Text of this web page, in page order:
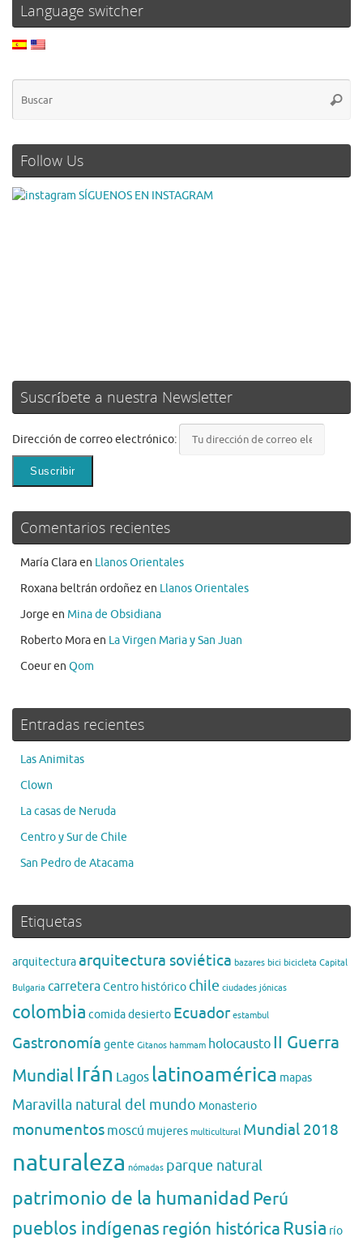
Language switcher
Follow Us
SÍGUENOS EN INSTAGRAM
Suscríbete a nuestra Newsletter
Dirección de correo electrónico:
Comentarios recientes
María Claraen Llanos Orientales
Roxana beltrán ordoñez en Llanos Orientales
Jorge en Mina de Obsidiana
Roberto Moraen La Virgen Maria y San Juan
Coeuren Qom
Entradas recientes
Las Animitas
Clown
La casas de Neruda
Centro y Sur de Chile
San Pedro de Atacama
Etiquetas
arquitecturaarquitectura soviética bazares bici bicicleta Capital
Bulgaria carreteraCentro histórico chile ciudades jónicas
colombia comidadesierto Ecuador estambul
Gastronomía gente Gitanos hammam holocausto II Guerra
MundialIrán Lagos latinoamérica mapas
Maravilla natural del mundo Monasterio
monumentos moscú mujeres multicultural Mundial 2018
naturaleza nómadas parque natural
patrimonio de la humanidad Perú
pueblos indígenasregión históricaRusia río